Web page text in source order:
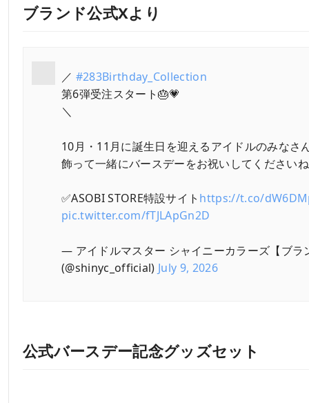
ブランド公式Xより
／ #283Birthday_Collection
第6弾受注スタート🎂💗
＼
10月・11月に誕生日を迎えるアイドルのみなさ
飾って一緒にバースデーをお祝いしてください
✅ASOBI STORE特設サイト https://t.co/
pic.twitter.com/fTJLApGn2D
— アイドルマスター シャイニーカラーズ【ブラ
(@shinyc_official) July 9, 2026
公式バースデー記念グッズセット